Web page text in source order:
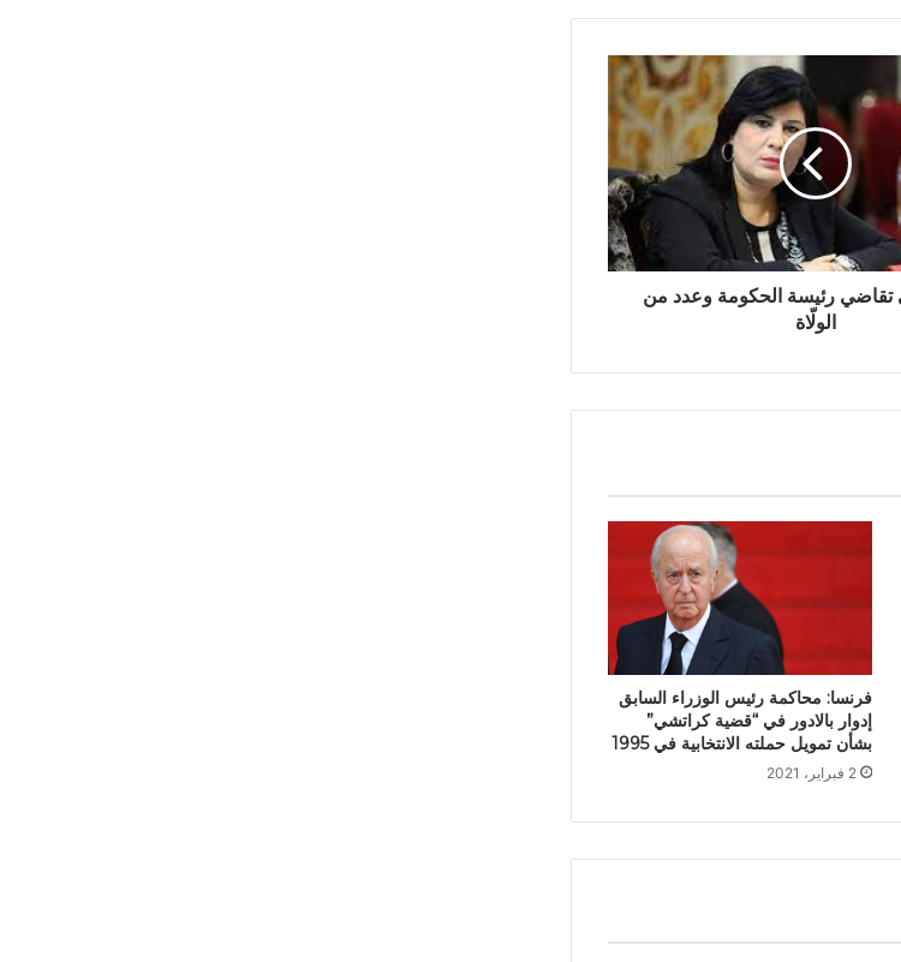
رئيسة الحكومة وعدد من
الولّاة
فرنسا: محاكمة رئيس الوزراء السابق
إدوار بالادور في “قضية كراتشي”
بشأن تمويل حملته الانتخابية في 1995
2 فبراير، 2021